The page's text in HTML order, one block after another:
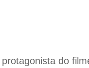
protagonista do